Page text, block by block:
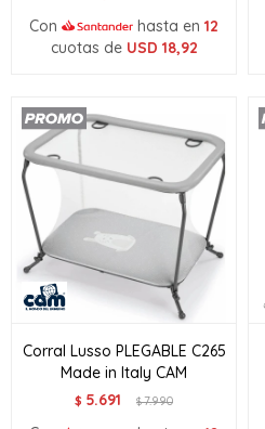
Con hasta en 12
cuotas de USD 18,92
Corral Lusso PLEGABLE C265
Made in Italy CAM
$ 5.691 $7.990